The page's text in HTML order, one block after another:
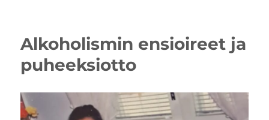
Alkoholismin ensioireet ja
puheeksiotto